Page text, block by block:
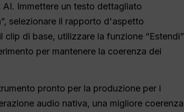
Immettere un testo dettagliato
selezionare il rapporto d'aspetto
di base, utilizzare la funzione “Estendi”
per mantenere la coerenza dei
pronto per la produzione per i
audio nativa, una migliore coerenza